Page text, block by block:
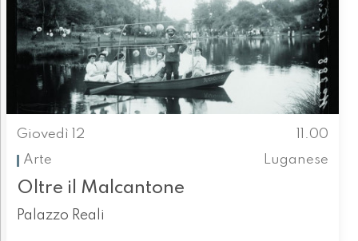
Giovedì 12
11.00
Arte
Luganese
Oltre il Malcantone
Palazzo Reali